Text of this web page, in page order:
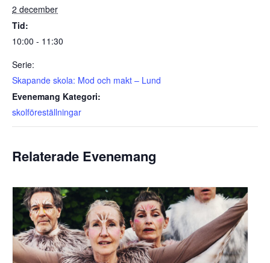
2 december
Tid:
10:00 - 11:30
Serie:
Skapande skola: Mod och makt – Lund
Evenemang Kategori:
skolföreställningar
Relaterade Evenemang